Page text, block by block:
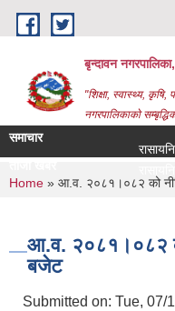
Skip to main content
बृन्दावन
"शिक्षा, स्वास्थ्य, कृषि,
नगरपालिकाको
समाचार
रासायनिक
You are here
Home » आ.व. २०८१।०८२ को
आ.व. २०८१।०८२
बजेट
Submitted on: Tue, 07/